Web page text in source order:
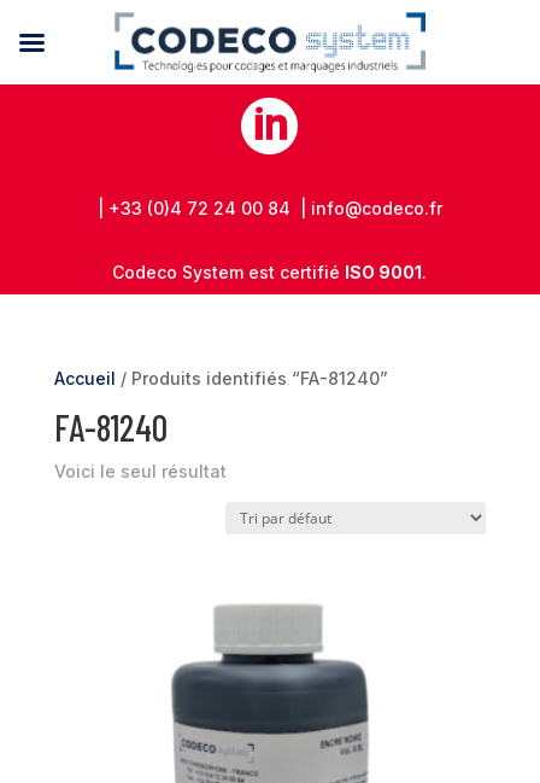

| +33 (0)4 72 24 00 84 | info@codeco.fr
Codeco System est certifié ISO 9001.
Accueil / Produits identifiés “FA-81240”
FA-81240
Voici le seul résultat